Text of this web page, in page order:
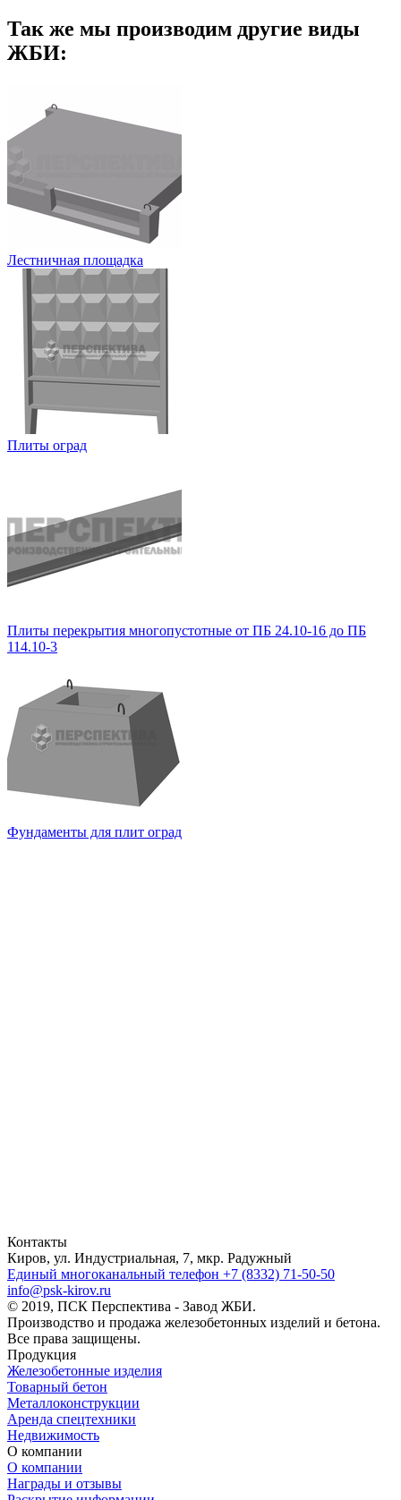
Так же мы производим другие виды
ЖБИ:
Лестничная площадка
Плиты оград
Плиты перекрытия многопустотные от ПБ 24.10-16 до ПБ
114.10-3
Фундаменты для плит оград
Контакты
Киров, ул. Индустриальная, 7, мкр. Радужный
Единый многоканальный телефон +7 (8332) 71-50-50
info@psk-kirov.ru
© 2019, ПСК Перспектива - Завод ЖБИ.
Производство и продажа железобетонных изделий и бетона.
Все права защищены.
Продукция
Железобетонные изделия
Товарный бетон
Металлоконструкции
Аренда спецтехники
Недвижимость
О компании
О компании
Награды и отзывы